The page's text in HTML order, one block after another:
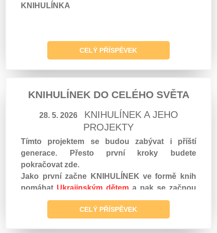
KNIHULÍNKA
CELÝ PŘÍSPĚVEK
KNIHULÍNEK DO CELÉHO SVĚTA
28. 5. 2026
KNIHULÍNEK A JEHO
PROJEKTY
Tímto projektem se budou zabývat i příští
generace. Přesto první kroky budete
pokračovat zde.
Jako první začne KNIHULÍNEK ve formě knih
pomáhat Ukrajinským dětem a pak se začnou
jeho knihy šířit do celého světa.
CELÝ PŘÍSPĚVEK